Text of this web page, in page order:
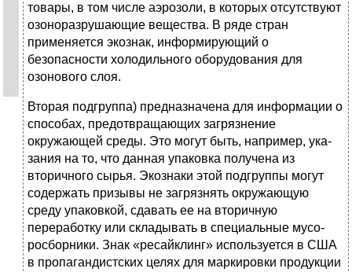
товары, в том числе аэрозоли, в которых отсутствуют
озоноразрушающие вещества. В ряде стран
применяется экознак, информирующий о
безопасности холодильного оборудования для
озонового слоя.
Вторая подгруппа) предназначена для информации о
способах, пре­дотвращающих загрязнение
окружающей среды. Это могут быть, например, ука­
зания на то, что данная упаковка получена из
вторичного сырья. Экознаки этой подгруппы могут
содержать призывы не загрязнять окружающую
среду упаков­кой, сдавать ее на вторичную
переработку или складывать в специальные мусо­
росборники. Знак «ресайклинг» используется в США
в пропагандистских целях для маркировки продукции